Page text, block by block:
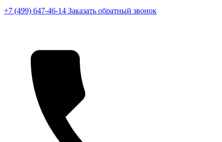
+7 (499) 647-46-14 Заказать обратный звонок